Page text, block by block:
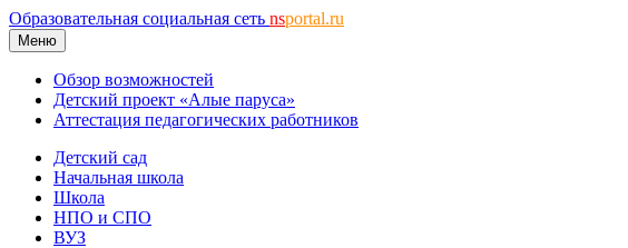
Образовательная социальная сеть nsportal.ru
Меню
Обзор возможностей
Детский проект «Алые паруса»
Аттестация педагогических работников
Детский сад
Начальная школа
Школа
НПО и СПО
ВУЗ